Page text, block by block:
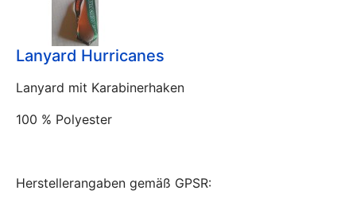
Lanyard Hurricanes
Lanyard mit Karabinerhaken
100 % Polyester
Herstellerangaben gemäß GPSR: